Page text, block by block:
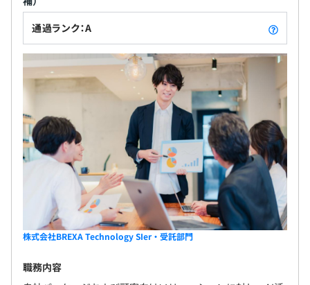
TS、JS、Python、HTML5／CSS、Angular、AWS各種サ
ービス、メモリDB（特殊なメモリデータベース）
・品質改善提案スキル（品質不良からのスタートになった
ため）
・プロジェクトマネジメントスキル
・比較的モダンな開発スキル
＜キャリア支援＞
資格取得支援制度…受験費用負担、祝い金あり（5,000円
～50,000円）
・プロジェクトマネージャ試験（PM）
・Sales Force 認定アドミニストレーター
・Python エンジニア認定基礎試験
◆屋内原則禁煙（特定屋外喫煙場所や喫煙専用室設置あ
り）
【平均残業時間】15.01h
昇給査定：年1回（4月）
社会保険完備（健康保険・厚生年金加入・雇用保険・労災
保険）
東京電子機械工業健康保険組合加入
通過ランク：A
株式会社BREXA Technology SIer・受託部門
職務内容